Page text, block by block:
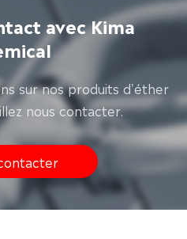
avec Kima
sur nos produits d'éther
nous contacter.